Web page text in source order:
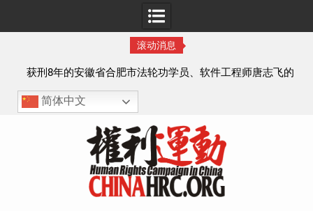
滚动消息
获刑8年的安徽省合肥市法轮功学员、软件工程师唐志飞的
案情及简历
简体中文